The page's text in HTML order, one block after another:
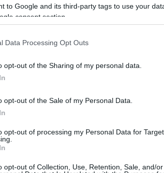
to Google and its third-party tags to use your
consent section.
Data Processing Opt Outs
opt-out of the Sharing of my personal data.
opt-out of the Sale of my Personal Data.
opt-out of processing my Personal Data for
opt-out of Collection, Use, Retention, Sale, and/
offre un’esperienza unica. La natura
Ogni elemento – dalla freschezza
– invita a respirare profondamente.
per la